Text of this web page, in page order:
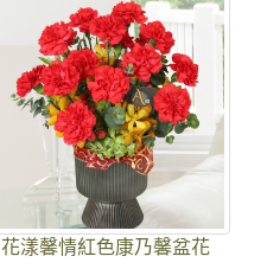
花漾馨情紅色康乃馨盆花